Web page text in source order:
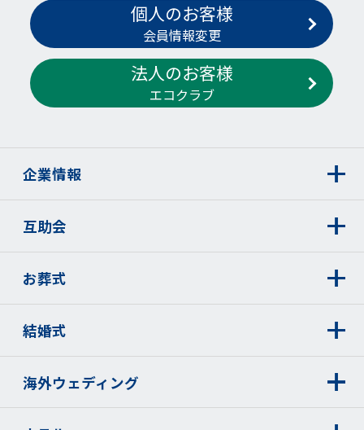
個人のお客様
会員情報変更
法人のお客様
エコクラブ
企業情報
互助会
お葬式
結婚式
海外ウェディング